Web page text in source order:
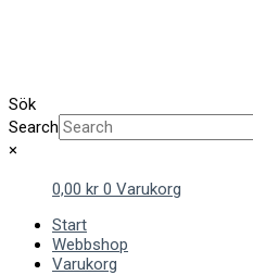
Sök
Search
×
0,00 kr 0 Varukorg
Start
Webbshop
Varukorg